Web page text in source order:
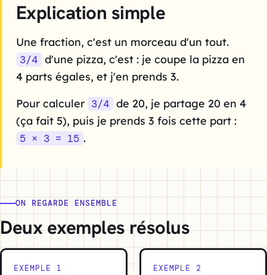
Explication simple
Une fraction, c'est un morceau d'un tout.
3/4 d'une pizza, c'est : je coupe la pizza en
4 parts égales, et j'en prends 3.
Pour calculer 3/4 de 20, je partage 20 en 4
(ça fait 5), puis je prends 3 fois cette part :
5 × 3 = 15 .
ON REGARDE ENSEMBLE
Deux exemples résolus
EXEMPLE 1 EXEMPLE 2